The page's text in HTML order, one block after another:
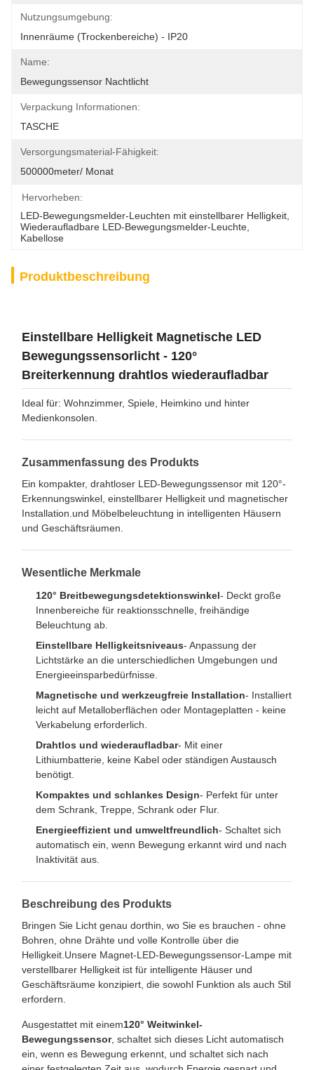
Nutzungsumgebung:
Innenräume (Trockenbereiche) - IP20
Name:
Bewegungssensor Nachtlicht
Verpackung Informationen:
TASCHE
Versorgungsmaterial-Fähigkeit:
500000meter/ Monat
Hervorheben:
LED-Bewegungsmelder-Leuchten mit einstellbarer Helligkeit
Wiederaufladbare LED-Bewegungsmelder-Leuchte
Kabellose
Produktbeschreibung
Einstellbare Helligkeit Magnetische LED
Bewegungssensorlicht - 120°
Breiterkennung drahtlos wiederaufladbar
Ideal für: Wohnzimmer, Spiele, Heimkino und hinter
Medienkonsolen.
Zusammenfassung des Produkts
Ein kompakter, drahtloser LED-Bewegungssensor mit 120°-
Erkennungswinkel, einstellbarer Helligkeit und magnetischer
Installation.und Möbelbeleuchtung in intelligenten Häusern
und Geschäftsräumen.
Wesentliche Merkmale
120° Breitbewegungsdetektionswinkel- Deckt große
Innenbereiche für reaktionsschnelle, freihändige
Beleuchtung ab.
Einstellbare Helligkeitsniveaus- Anpassung der
Lichtstärke an die unterschiedlichen Umgebungen und
Energieeinsparbedürfnisse.
Magnetische und werkzeugfreie Installation- Installiert
leicht auf Metalloberflächen oder Montageplatten - keine
Verkabelung erforderlich.
Drahtlos und wiederaufladbar- Mit einer
Lithiumbatterie, keine Kabel oder ständigen Austausch
benötigt.
Kompaktes und schlankes Design- Perfekt für unter
dem Schrank, Treppe, Schrank oder Flur.
Energieeffizient und umweltfreundlich- Schaltet sich
automatisch ein, wenn Bewegung erkannt wird und nach
Inaktivität aus.
Beschreibung des Produkts
Bringen Sie Licht genau dorthin, wo Sie es brauchen - ohne
Bohren, ohne Drähte und volle Kontrolle über die
Helligkeit.Unsere Magnet-LED-Bewegungssensor-Lampe mit
verstellbarer Helligkeit ist für intelligente Häuser und
Geschäftsräume konzipiert, die sowohl Funktion als auch Stil
erfordern.
Ausgestattet mit einem120° Weitwinkel-
Bewegungssensor, schaltet sich dieses Licht automatisch
ein, wenn es Bewegung erkennt, und schaltet sich nach